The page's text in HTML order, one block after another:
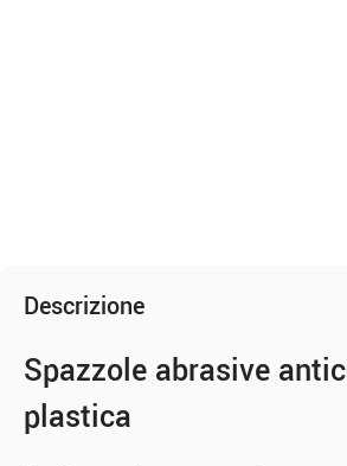
Descrizione
Spazzole abrasive
plastica